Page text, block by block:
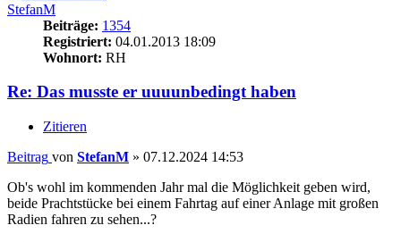
StefanM
Beiträge: 1354
Registriert: 04.01.2013 18:09
Wohnort: RH
Re: Das musste er uuuunbedingt haben
Zitieren
Beitrag von StefanM » 07.12.2024 14:53
Ob's wohl im kommenden Jahr mal die Möglichkeit geben wird,
beide Prachtstücke bei einem Fahrtag auf einer Anlage mit großen
Radien fahren zu sehen...?